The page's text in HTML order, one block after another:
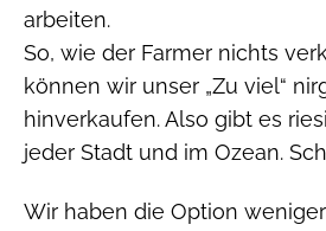
arbeiten.
So, wie der Farmer nichts
können wir unser „Zu viel“
hinverkaufen. Also gibt es
jeder Stadt und im Ozean.
Wir haben die Option